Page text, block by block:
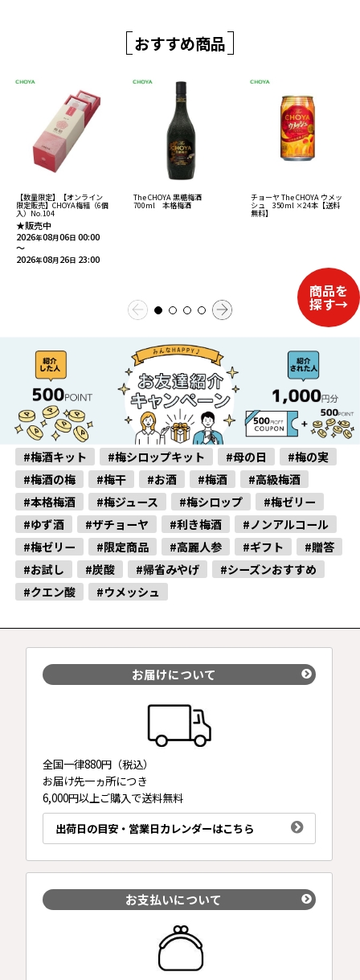
おすすめ商品
【数量限定】【オンライン
限定販売】CHOYA梅結（6個
入）No.104
★販売中
2026年08月06日 00:00
～
2026年08月26日 23:00
The CHOYA 黒糖梅酒
700ml 本格梅酒
チョーヤ The CHOYA ウメッ
シュ 350ml ×24本【送料
無料】
#梅酒キット #梅シロップキット #母の日
#梅の実
#梅酒の梅
#梅干 #お酒 #梅酒
#高級梅酒
#本格梅酒
#梅ジュース #梅シロップ
#梅ゼリー
#ゆず酒
#ザチョーヤ #利き梅酒
#ノンアルコール
#梅ゼリー
#限定商品 #高麗人参 #ギフト
#贈答
#お試し
#炭酸 #帰省みやげ
#シーズンおすすめ
#クエン酸
#ウメッシュ
お届けについて
全国一律880円（税込）
お届け先一ヵ所につき
6,000円以上ご購入で送料無料
出荷日の目安・営業日カレンダーはこちら
お支払いについて